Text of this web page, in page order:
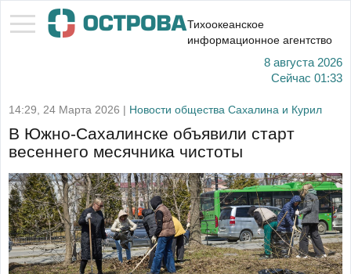
Тихоокеанское
информационное агентство
8 августа 2026
Сейчас 01:33
14:29, 24 Марта 2026 | Новости общества Сахалина и Курил
В Южно-Сахалинске объявили старт
весеннего месячника чистоты